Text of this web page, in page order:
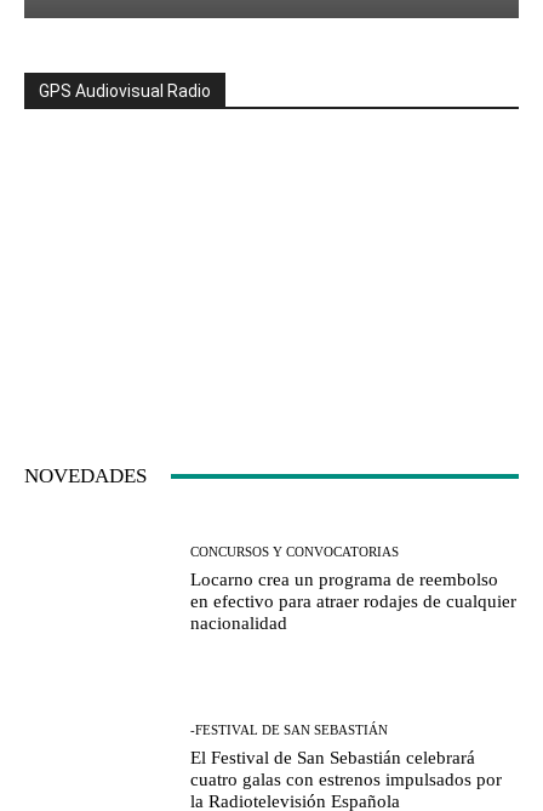
GPS Audiovisual Radio
NOVEDADES
CONCURSOS Y CONVOCATORIAS
Locarno crea un programa de reembolso
en efectivo para atraer rodajes de cualquier
nacionalidad
-FESTIVAL DE SAN SEBASTIÁN
El Festival de San Sebastián celebrará
cuatro galas con estrenos impulsados por
la Radiotelevisión Española